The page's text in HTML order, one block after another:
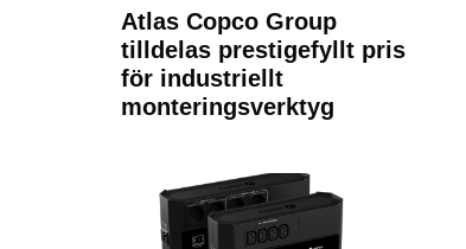
Atlas Copco Group
tilldelas prestigefyllt pris
för industriellt
monteringsverktyg